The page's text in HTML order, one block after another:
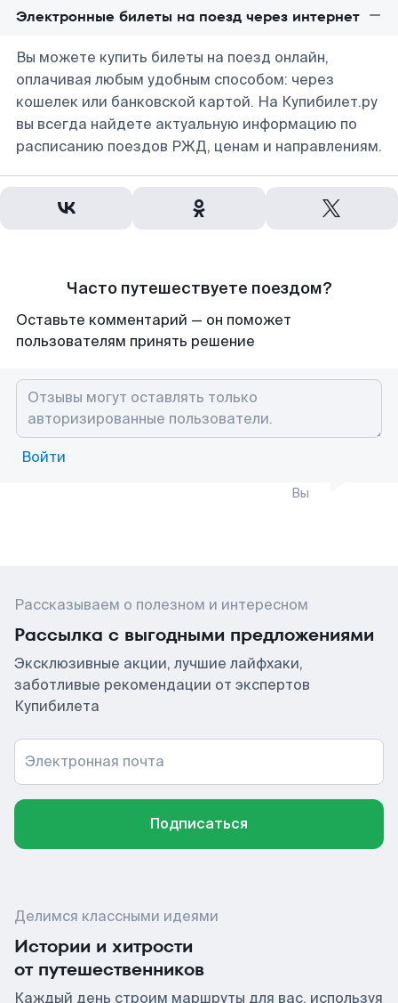
Электронные билеты на поезд через интернет
Вы можете купить билеты на поезд онлайн,
оплачивая любым удобным способом: через
кошелек или банковской картой. На Купибилет.ру
вы всегда найдете актуальную информацию по
расписанию поездов РЖД, ценам и направлениям.
Часто путешествуете поездом?
Оставьте комментарий — он поможет
пользователям принять решение
Войти
Вы
Рассказываем о полезном и интересном
Рассылка с выгодными предложениями
Эксклюзивные акции, лучшие лайфхаки,
заботливые рекомендации от экспертов
Купибилета
Электронная почта
Подписаться
Делимся классными идеями
Истории и хитрости
от путешественников
Каждый день строим маршруты для вас, используя